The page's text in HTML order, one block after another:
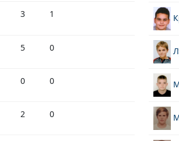
3 1
5 0
0 0
2 0